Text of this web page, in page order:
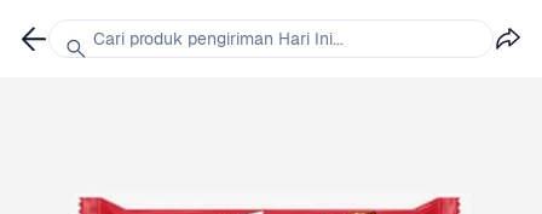
Cari produk pengiriman Hari Ini...